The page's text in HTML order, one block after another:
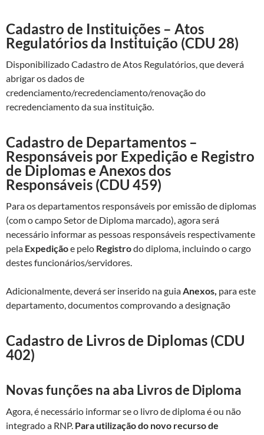
Cadastro de Instituições – Atos
Regulatórios da Instituição (CDU 28)
Disponibilizado Cadastro de Atos Regulatórios, que deverá
abrigar os dados de
credenciamento/recredenciamento/renovação do
recredenciamento da sua instituição.
Cadastro de Departamentos –
Responsáveis por Expedição e Registro
de Diplomas e Anexos dos
Responsáveis (CDU 459)
Para os departamentos responsáveis por emissão de diplomas
(com o campo Setor de Diploma marcado), agora será
necessário informar as pessoas responsáveis respectivamente
pela Expediçãoe pelo Registrodo diploma, incluindo o cargo
destes funcionários/servidores.
Adicionalmente, deverá ser inserido na guiaAnexos, para este
departamento, documentos comprovando a designação
Cadastro de Livros de Diplomas (CDU
402)
Novas funções na aba Livros de Diploma
Agora, é necessário informar se o livro de diploma é ou não
integrado a RNP. Para utilização do novo recurso de